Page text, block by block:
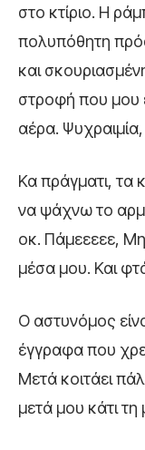
στο κτίριο. Η
πολυπόθητη
και
στροφή που μου
αέρα. Ψυχραιμία,
Κα πράγματι, τα
να ψάχνω το
οκ. Πάμεεεεε,
μέσα μου. Και
Ο αστυνόμος
έγγραφα που
Μετά κοιτάει
μετά μου κάτι